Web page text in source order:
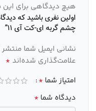
هیچ دیدگاهی برای
اولین نفری باشید که
چشم گربه ای-کت آی 11”
نشانی ایمیل شما
علامت‌گذاری شده‌اند *
امتیاز شما *
دیدگاه شما *